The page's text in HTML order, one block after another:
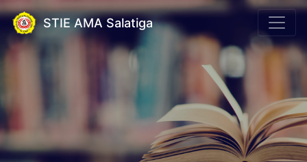
STIE AMA Salatiga